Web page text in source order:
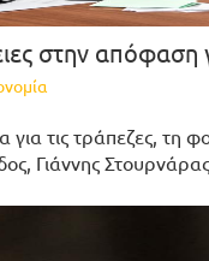
στην απόφαση
τις τράπεζες, τη
Γιάννης